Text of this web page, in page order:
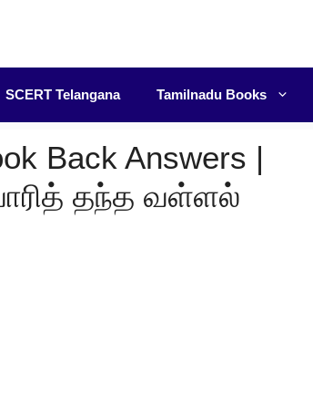
SCERT Telangana Tamilnadu Books
Back Answers |
தந்த வள்ளல்